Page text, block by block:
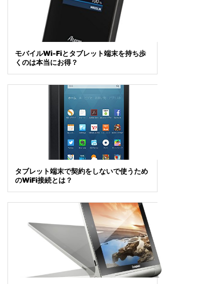
モバイルWi-Fiとタブレット端末を持ち歩
くのは本当にお得？
タブレット端末で契約をしないで使うため
のWiFi接続とは？